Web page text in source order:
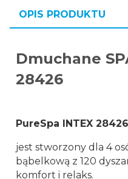
OPIS PRODUKTU
Dmuchane
28426
PureSpa INTEX 28426
jest stworzony dla 4
bąbelkową z 120
komfort i relaks.